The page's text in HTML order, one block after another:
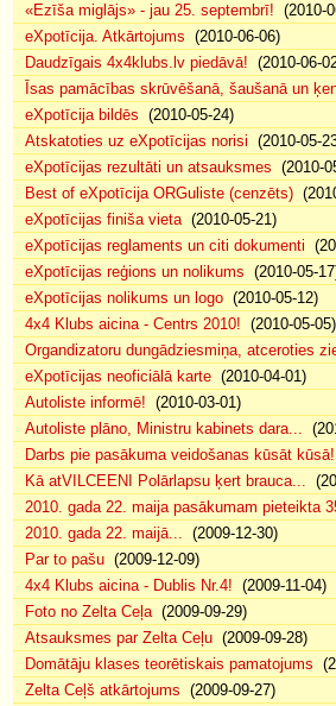
«Ezīša miglājs» - jau 25. septembrī! (2010-
eXpotīcija. Atkārtojums (2010-06-06)
Daudzīgais 4x4klubs.lv piedāvā! (2010-06-
Īsas pamācības skrūvēšanā, šaušanā un
eXpotīcija bildēs (2010-05-24)
Atskatoties uz eXpotīcijas norisi (2010-05-
eXpotīcijas rezultāti un atsauksmes (2010-
Best of eXpotīcija ORGuliste (cenzēts)
eXpotīcijas finiša vieta(2010-05-21)
eXpotīcijas reglaments un citi dokumenti
eXpotīcijas reģions un nolikums (2010-05-
eXpotīcijas nolikums un logo (2010-05-12)
4x4 Klubs aicina - Centrs 2010! (2010-05-05)
Organdizatoru dungādziesmiņa, atceroties
eXpotīcijas neoficiālā karte (2010-04-01)
Autoliste informē! (2010-03-01)
Autoliste plāno, Ministru kabinets dara...
Darbs pie pasākuma veidošanas kūsāt kūsā!
Kā atVILCEENI Polārlapsu ķert brauca...
2010. gada 22. maija pasākumam pieteikta
2010. gada 22. maijā... (2009-12-30)
Par to pašu (2009-12-09)
4x4 Klubs aicina - Dublis Nr.4! (2009-11-04)
Foto no Zelta Ceļa(2009-09-29)
Atsauksmes par Zelta Ceļu (2009-09-28)
Domātāju klases teorētiskais pamatojums
Zelta Ceļš atkārtojums (2009-09-27)